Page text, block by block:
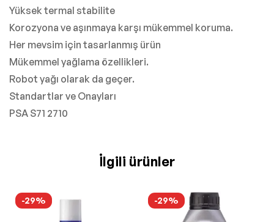
Yüksek termal stabilite
Korozyona ve aşınmaya karşı mükemmel koruma.
Her mevsim için tasarlanmış ürün
Mükemmel yağlama özellikleri.
Robot yağı olarak da geçer.
Standartlar ve Onayları
PSA S71 2710
İlgili ürünler
-29% -29%